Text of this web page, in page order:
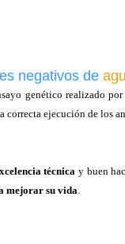
negativos de
genético realizado
correcta ejecución de los
técnica y buen
mejorar su vida.